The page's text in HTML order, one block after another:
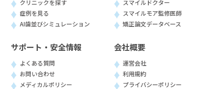
クリニックを探す
症例を見る
AI歯並びシミュレーション
スマイルドクター
スマイルモア監修医師
矯正論文データベース
サポート・安全情報
よくある質問
お問い合わせ
メディカルポリシー
会社概要
運営会社
利用規約
プライバシーポリシー